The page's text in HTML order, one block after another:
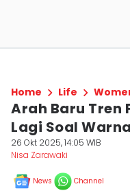
Home Life
Arah Baru Tren
Lagi Soal Warna
26 Okt 2025, 14:05 WIB
Nisa Zarawaki
News Channel